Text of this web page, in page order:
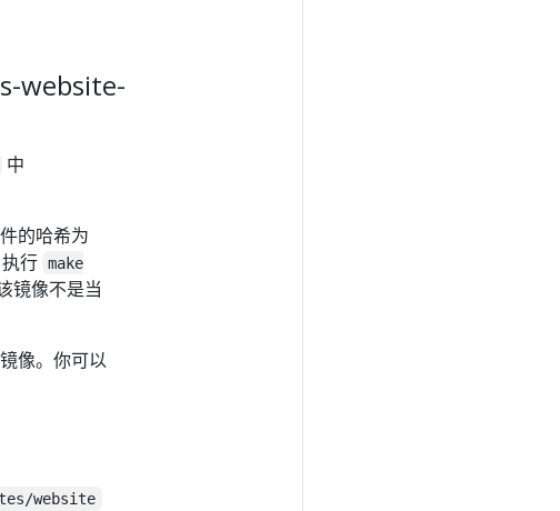
website-
中
的哈希为
行 make
镜像不是当
像。你可以
website